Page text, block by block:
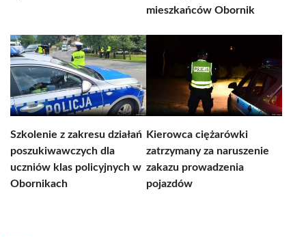
mieszkańców Obornik
Szkolenie z zakresu działań
poszukiwawczych dla
uczniów klas policyjnych w
Obornikach
Kierowca ciężarówki
zatrzymany za naruszenie
zakazu prowadzenia
pojazdów